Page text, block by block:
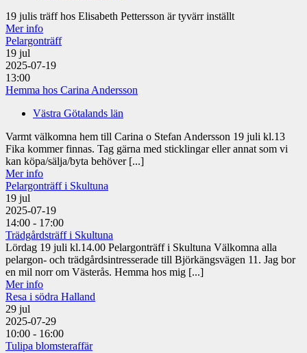
19 julis träff hos Elisabeth Pettersson är tyvärr inställt
Mer info
Pelargonträff
19 jul
2025-07-19
13:00
Hemma hos Carina Andersson
Västra Götalands län
Varmt välkomna hem till Carina o Stefan Andersson 19 juli kl.13
Fika kommer finnas. Tag gärna med sticklingar eller annat som vi
kan köpa/sälja/byta behöver [...]
Mer info
Pelargonträff i Skultuna
19 jul
2025-07-19
14:00 - 17:00
Trädgårdsträff i Skultuna
Lördag 19 juli kl.14.00 Pelargonträff i Skultuna Välkomna alla
pelargon- och trädgårdsintresserade till Björkängsvägen 11. Jag bor
en mil norr om Västerås. Hemma hos mig [...]
Mer info
Resa i södra Halland
29 jul
2025-07-29
10:00 - 16:00
Tulipa blomsteraffär